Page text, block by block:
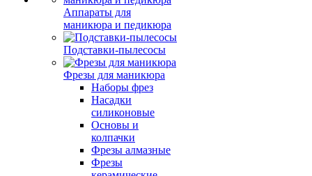
Аппараты для
маникюра и педикюра
Подставки-пылесосы
Фрезы для маникюра
Наборы фрез
Насадки
силиконовые
Основы и
колпачки
Фрезы алмазные
Фрезы